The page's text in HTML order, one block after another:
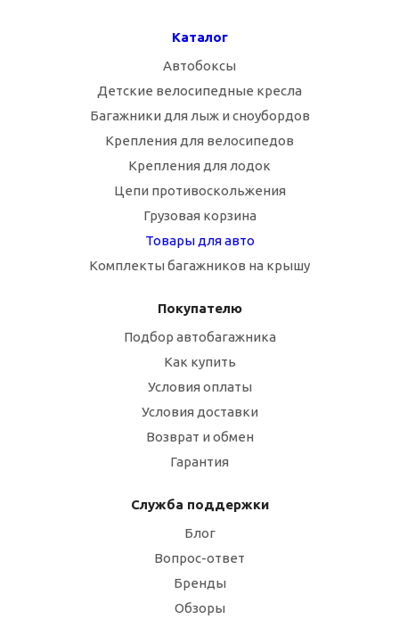
Каталог
Автобоксы
Детские велосипедные кресла
Багажники для лыж и сноубордов
Крепления для велосипедов
Крепления для лодок
Цепи противоскольжения
Грузовая корзина
Товары для авто
Комплекты багажников на крышу
Покупателю
Подбор автобагажника
Как купить
Условия оплаты
Условия доставки
Возврат и обмен
Гарантия
Служба поддержки
Блог
Вопрос-ответ
Бренды
Обзоры